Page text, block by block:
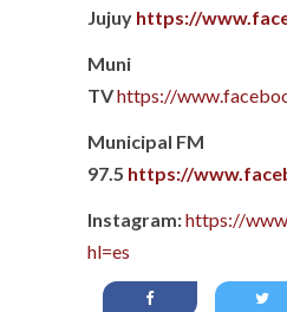
Jujuy https://
Muni
TVhttps://
Municipal FM
97.5 https://
Instagram:https://
hl=es